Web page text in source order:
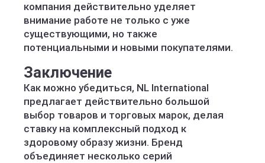
компания действительно уделяет
внимание работе не только с уже
существующими, но также
потенциальными и новыми покупателями.
Заключение
Как можно убедиться, NL International
предлагает действительно большой
выбор товаров и торговых марок, делая
ставку на комплексный подход к
здоровому образу жизни. Бренд
объединяет несколько серий